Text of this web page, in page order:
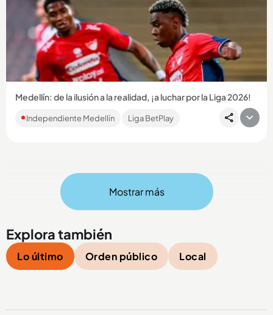
Compartir Noticia
Medellín: de la ilusión a la realidad, ¡a luchar por la Liga 2026!
DIM tendrá que ponerle la ficha al torneo local, en el que
Independiente Medellín Liga BetPlay
Compartir Noticia
Mostrar más
Explora también
Lo último Orden público Local